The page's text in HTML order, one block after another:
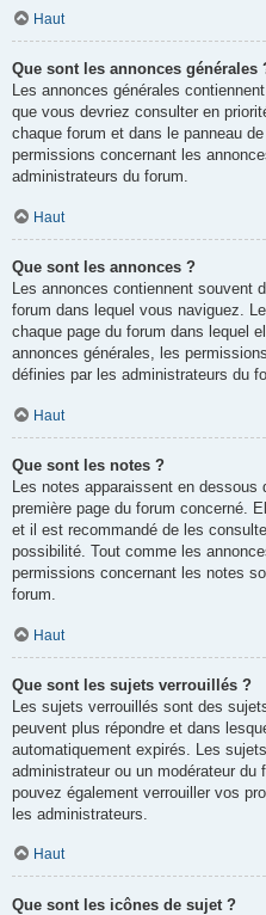
Haut
Que sont les annonces générales
Les annonces générales
que vous devriez consulter en
chaque forum et dans le panneau
permissions concernant les
administrateurs du forum.
Haut
Que sont les annonces ?
Les annonces contiennent souvent
forum dans lequel vous naviguez.
chaque page du forum dans lequel
annonces générales, les
définies par les administrateurs du
Haut
Que sont les notes ?
Les notes apparaissent en
première page du forum concerné.
et il est recommandé de les
possibilité. Tout comme les
permissions concernant les notes
forum.
Haut
Que sont les sujets verrouillés ?
Les sujets verrouillés sont des
peuvent plus répondre et dans
automatiquement expirés. Les
administrateur ou un modérateur
pouvez également verrouiller vos
les administrateurs.
Haut
Que sont les icônes de sujet ?